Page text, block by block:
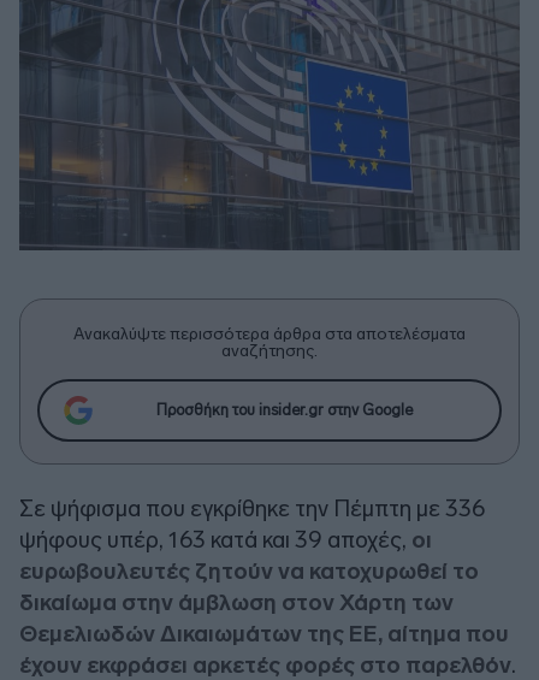
Ανακαλύψτε περισσότερα άρθρα στα αποτελέσματα
αναζήτησης.
Προσθήκη του insider.gr στην Google
Σε ψήφισμα που εγκρίθηκε την Πέμπτη με 336
ψήφους υπέρ, 163 κατά και 39 αποχές, οι
ευρωβουλευτές ζητούν να κατοχυρωθεί το
δικαίωμα στην άμβλωση στον Χάρτη των
Θεμελιωδών Δικαιωμάτων της ΕΕ, αίτημα που
έχουν εκφράσει αρκετές φορές στο παρελθόν.